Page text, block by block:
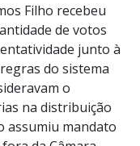
Filho recebeu
de votos
junto à
do sistema
o
na distribuição
assumiu mandato